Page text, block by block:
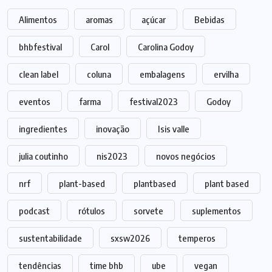
Alimentos aromas açúcar Bebidas
bhbfestival Carol Carolina Godoy
clean label coluna embalagens ervilha
eventos farma festival2023 Godoy
ingredientes inovação Isis valle
julia coutinho nis2023 novos negócios
nrf plant-based plantbased plant based
podcast rótulos sorvete suplementos
sustentabilidade sxsw2026 temperos
tendências time bhb ube vegan